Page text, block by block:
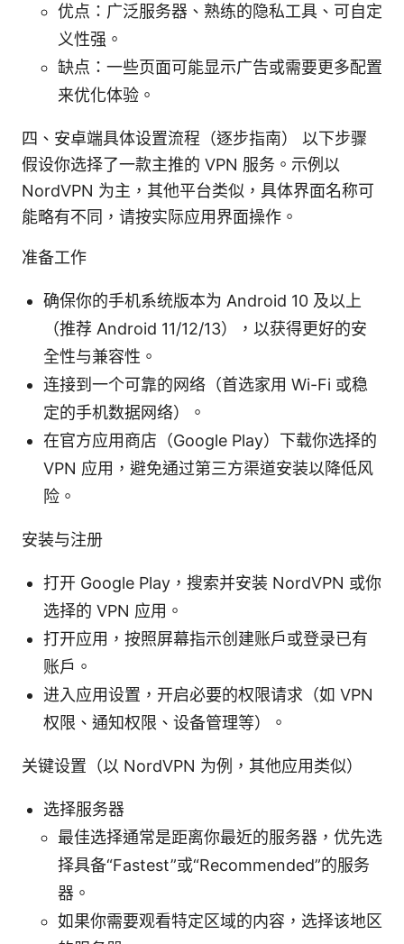
优点：广泛服务器、熟练的隐私工具、可自定
义性强。
缺点：一些页面可能显示广告或需要更多配置
来优化体验。
四、安卓端具体设置流程（逐步指南） 以下步骤
假设你选择了一款主推的 VPN 服务。示例以
NordVPN 为主，其他平台类似，具体界面名称可
能略有不同，请按实际应用界面操作。
准备工作
确保你的手机系统版本为 Android 10 及以上
（推荐 Android 11/12/13），以获得更好的安
全性与兼容性。
连接到一个可靠的网络（首选家用 Wi-Fi 或稳
定的手机数据网络）。
在官方应用商店（Google Play）下载你选择的
VPN 应用，避免通过第三方渠道安装以降低风
险。
安装与注册
打开 Google Play，搜索并安装 NordVPN 或你
选择的 VPN 应用。
打开应用，按照屏幕指示创建账户或登录已有
账户。
进入应用设置，开启必要的权限请求（如 VPN
权限、通知权限、设备管理等）。
关键设置（以 NordVPN 为例，其他应用类似）
选择服务器
最佳选择通常是距离你最近的服务器，优先选
择具备“Fastest”或“Recommended”的服务
器。
如果你需要观看特定区域的内容，选择该地区